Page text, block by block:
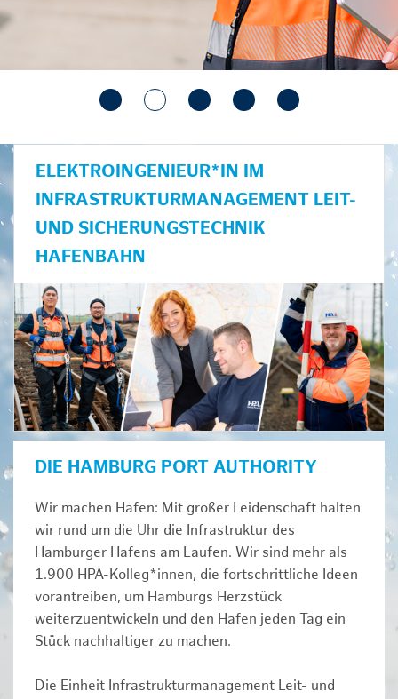
ELEKTROINGENIEUR*IN IM
INFRASTRUKTURMANAGEMENT LEIT-
UND SICHERUNGSTECHNIK
HAFENBAHN
DIE HAMBURG PORT AUTHORITY
Wir machen Hafen: Mit großer Leidenschaft halten
wir rund um die Uhr die Infrastruktur des
Hamburger Hafens am Laufen. Wir sind mehr als
1.900 HPA-Kolleg*innen, die fortschrittliche Ideen
vorantreiben, um Hamburgs Herzstück
weiterzuentwickeln und den Hafen jeden Tag ein
Stück nachhaltiger zu machen.
Die Einheit Infrastrukturmanagement Leit- und